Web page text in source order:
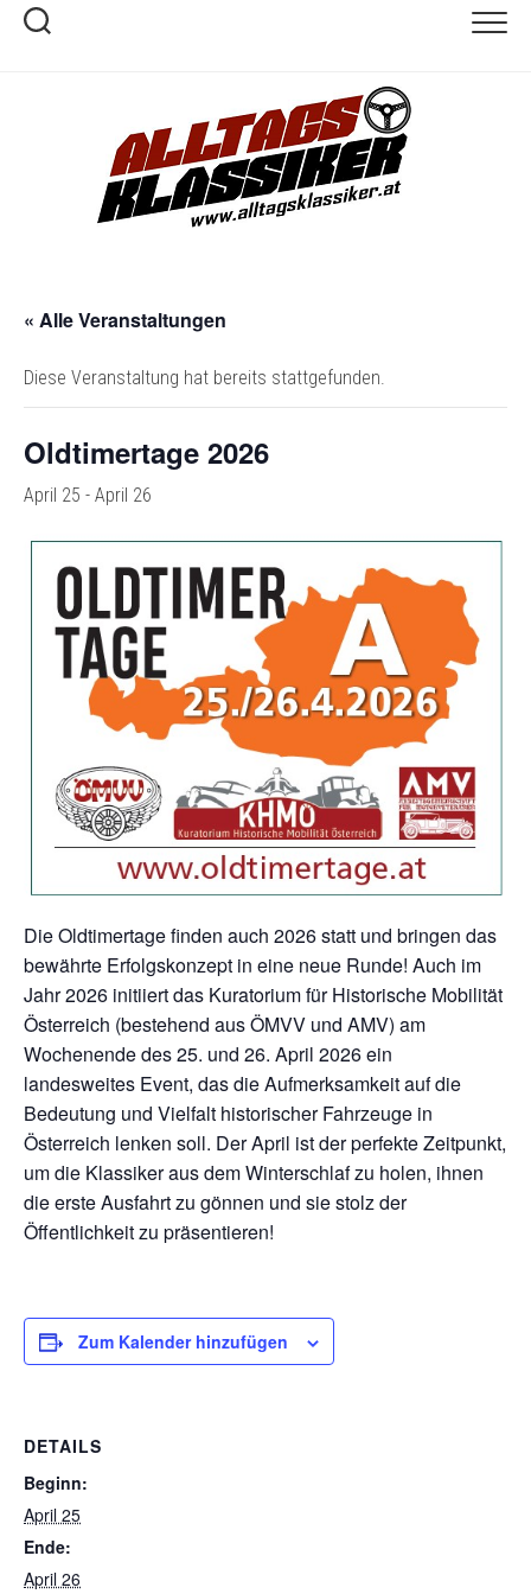
Skip
« Alle Veranstaltungen
Diese Veranstaltung hat bereits stattgefunden.
Oldtimertage 2026
April 25 - April 26
DieOldtimertagefinden auch 2026 statt und bringen das
bewährte Erfolgskonzept in eine neue Runde! Auch im
Jahr 2026 initiiert das Kuratorium für Historische Mobilität
Österreich (bestehend aus ÖMVV und AMV) am
Wochenende des 25. und 26. April 2026 ein
landesweites Event, das die Aufmerksamkeit auf die
Bedeutung und Vielfalt historischer Fahrzeuge in
Österreich lenken soll. Der April ist der perfekte Zeitpunkt,
um die Klassiker aus dem Winterschlaf zu holen, ihnen
die erste Ausfahrt zu gönnen und sie stolz der
Öffentlichkeit zu präsentieren!
Zum Kalender hinzufügen
DETAILS
Beginn:
April 25
Ende:
April 26